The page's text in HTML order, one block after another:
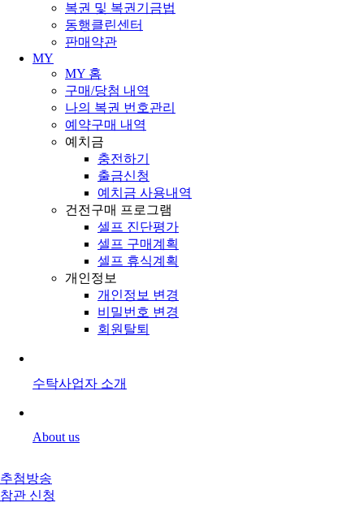
복권 및 복권기금법
동행클린센터
판매약관
MY
MY 홈
구매/당첨 내역
나의 복권 번호관리
예약구매 내역
예치금
충전하기
출금신청
예치금 사용내역
건전구매 프로그램
셀프 진단평가
셀프 구매계획
셀프 휴식계획
개인정보
개인정보 변경
비밀번호 변경
회원탈퇴
수탁사업자 소개
About us
추첨방송
참관 신청